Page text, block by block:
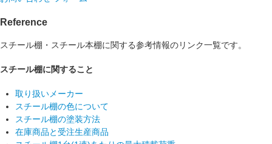
Reference
スチール棚・スチール本棚に関する参考情報のリンク一覧です。
スチール棚に関すること
取り扱いメーカー
スチール棚の色について
スチール棚の塗装方法
在庫商品と受注生産商品